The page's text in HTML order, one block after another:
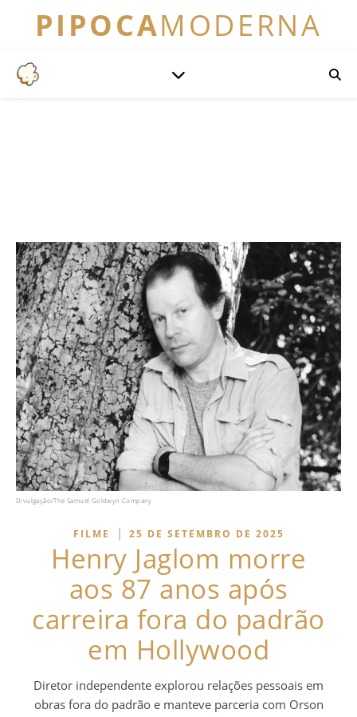
PIPOCAMODERNA
Divulgação/The Samuel Goldwyn Company
FILME | 25 DE SETEMBRO DE 2025
Henry Jaglom morre
aos 87 anos após
carreira fora do padrão
em Hollywood
Diretor independente explorou relações pessoais em
obras fora do padrão e manteve parceria com Orson